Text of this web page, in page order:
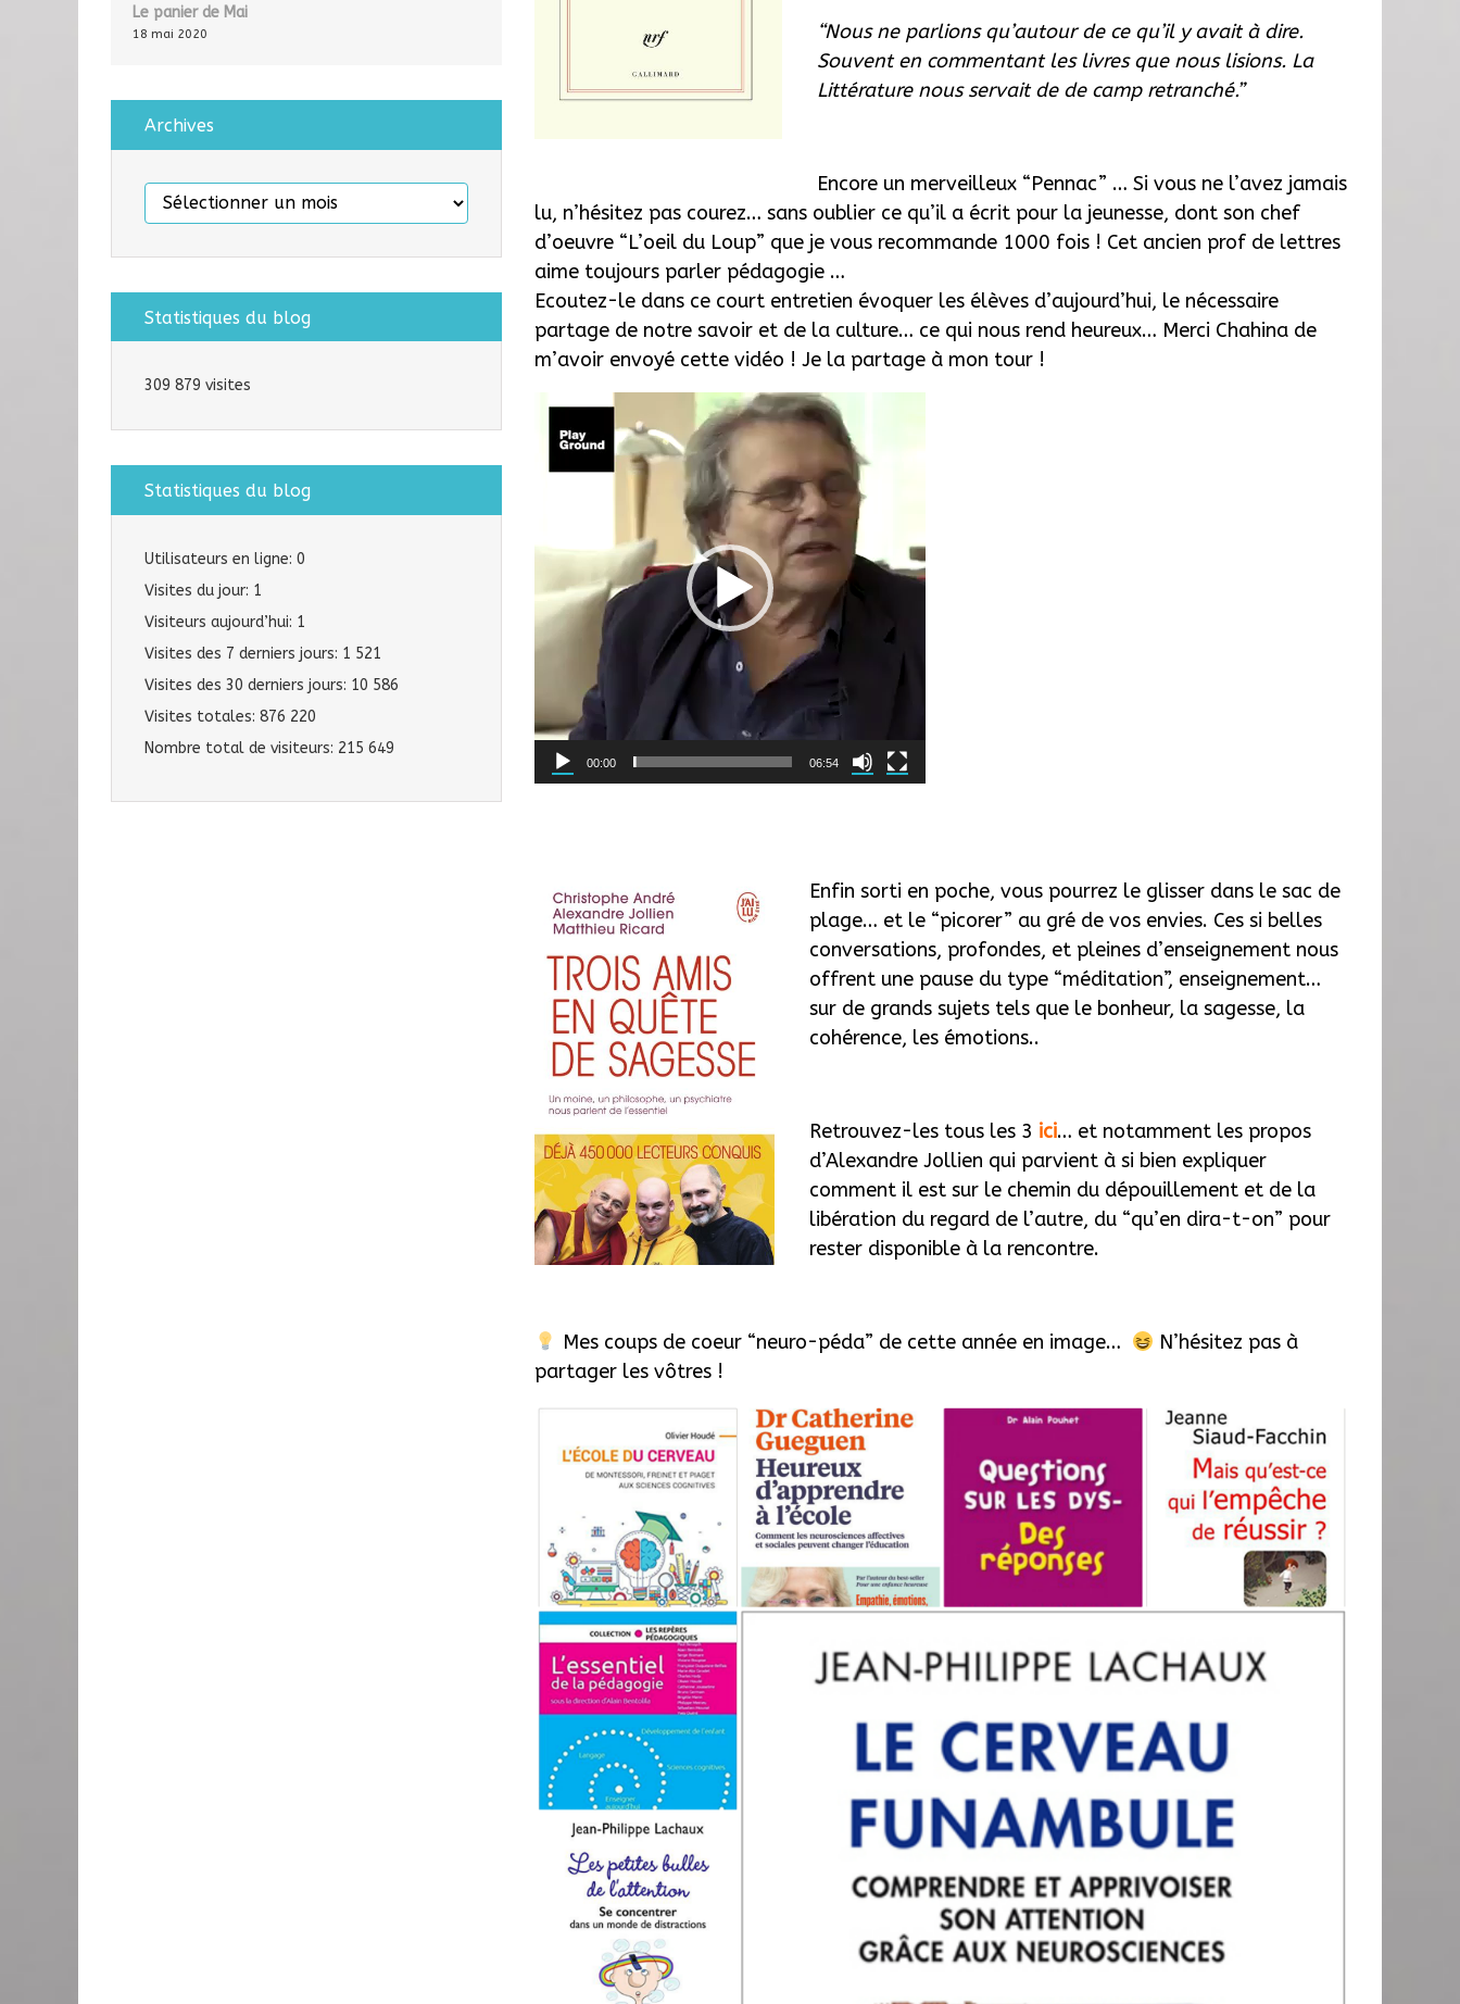
“Nous ne parlions qu’autour de ce qu’il y avait à dire.
Souvent en commentant les livres que nous lisions. La
Littérature nous servait de de camp retranché.”
Encore un merveilleux “Pennac” … Si vous ne l’avez jamais
lu, n’hésitez pas courez… sans oublier ce qu’il a écrit pour la jeunesse, dont son chef
d’oeuvre “L’oeil du Loup” que je vous recommande 1000 fois ! Cet ancien prof de lettres
aime toujours parler pédagogie …
Ecoutez-le dans ce court entretien évoquer les élèves d’aujourd’hui, le nécessaire
partage de notre savoir et de la culture… ce qui nous rend heureux… Merci Chahina de
m’avoir envoyé cette vidéo ! Je la partage à mon tour !
Lecteur
vidéo
00:00 06:54
Enfin sorti en poche, vous pourrez le glisser dans le sac de
plage… et le “picorer” au gré de vos envies. Ces si belles
conversations, profondes, et pleines d’enseignement nous
offrent une pause du type “méditation”, enseignement…
sur de grands sujets tels que le bonheur, la sagesse, la
cohérence, les émotions..
Retrouvez-les tous les 3 ici… et notamment les propos
d’Alexandre Jollien qui parvient à si bien expliquer
comment il est sur le chemin du dépouillement et de la
libération du regard de l’autre, du “qu’en dira-t-on” pour
rester disponible à la rencontre.
Mes coups de coeur “neuro-péda” de cette année en image…
N’hésitez pas à
partager les vôtres !
Le panier de Mai
18 mai 2020
Archives
Archives
Statistiques du blog
309 879 visites
Statistiques du blog
Utilisateurs en ligne: 0
Visites du jour: 1
Visiteurs aujourd’hui: 1
Visites des 7 derniers jours: 1 521
Visites des 30 derniers jours: 10 586
Visites totales: 876 220
Nombre total de visiteurs: 215 649